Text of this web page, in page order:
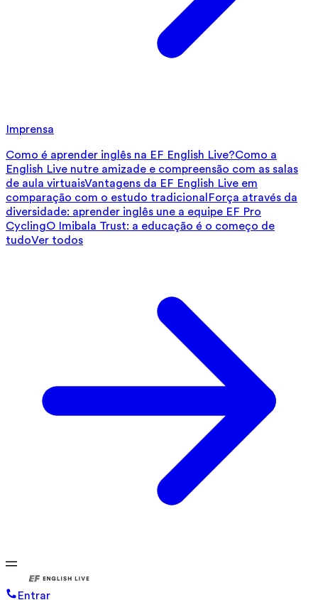
Imprensa
Como é aprender inglês na EF English Live?Como a
English Live nutre amizade e compreensão com as salas
de aula virtuaisVantagens da EF English Live em
comparação com o estudo tradicional Força através da
diversidade: aprender inglês une a equipe EF Pro
CyclingO Imibala Trust: a educação é o começo de
tudoVer todos
Entrar